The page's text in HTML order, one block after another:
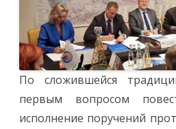
По сложившейся
первым вопросом
исполнение поручений